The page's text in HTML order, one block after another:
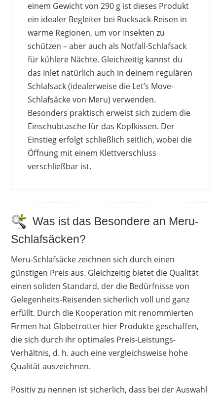
einem Gewicht von 290 g ist dieses Produkt
ein idealer Begleiter bei Rucksack-Reisen in
warme Regionen, um vor Insekten zu
schützen – aber auch als Notfall-Schlafsack
für kühlere Nächte. Gleichzeitig kannst du
das Inlet natürlich auch in deinem regulären
Schlafsack (idealerweise die Let’s Move-
Schlafsäcke von Meru) verwenden.
Besonders praktisch erweist sich zudem die
Einschubtasche für das Kopfkissen. Der
Einstieg erfolgt schließlich seitlich, wobei die
Öffnung mit einem Klettverschluss
verschließbar ist.
KäuferInnen dieses Inlets sind sich uneinig, ob
das Packmaß besonders vergleichsweise groß
oder klein ist. Gleiches gilt für die Frage, ob sich
der Schlafsack nun für Menschen bis zu einer
Körpergröße von 1,80 m eignet oder nicht.
Einigkeit herrscht hingegen darin, dass das
Baumwoll-Material angenehm auf der Haut ist
und der Schlafsack in kühleren Nächten nicht
nur hilfreich ist, um Tiere abzuhalten, sondern
auch um zu wärmen. Da der Stoff Flüssigkeit
aufsaugt, schläft man selbst einigerma0en
trocken, da die Feuchtigkeit vom Körper
abtransportiert wird. Regnet es allerdings, kehrt
sich der Effekt ins Negative um.
Vorteile
Was ist das Besondere an Meru-
Schlafsäcken?
Meru-Schlafsäcke zeichnen sich durch einen
günstigen Preis aus. Gleichzeitig bietet die Qualität
einen soliden Standard, der die Bedürfnisse von
Gelegenheits-Reisenden sicherlich voll und ganz
erfüllt. Durch die Kooperation mit renommierten
Firmen hat Globetrotter hier Produkte geschaffen,
die sich durch ihr optimales Preis-Leistungs-
Verhältnis, d. h. auch eine vergleichsweise hohe
Qualität auszeichnen.
Positiv zu nennen ist sicherlich, dass bei der Auswahl